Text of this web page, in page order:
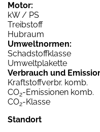
Motor:
kW / PS
Treibstoff
Hubraum
Umweltnormen:
Schadstoffklasse
Umweltplakette
Verbrauch und
Kraftstoffverbr. komb.
CO2-Emissionen komb.
CO2-Klasse
Standort